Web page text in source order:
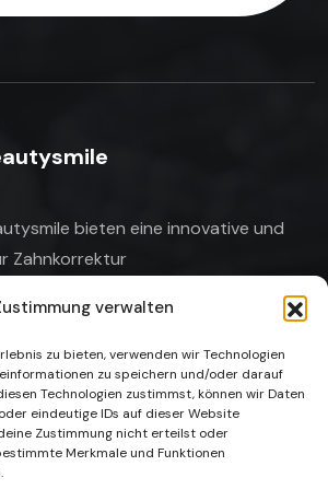
verwalten
zu bieten, verwenden wir Technologien
zu speichern und/oder darauf
Technologien zustimmst, können wir Daten
eindeutige IDs auf dieser Website
Zustimmung nicht erteilst oder
Merkmale und Funktionen
bieten eine innovative und
Zahnkorrektur